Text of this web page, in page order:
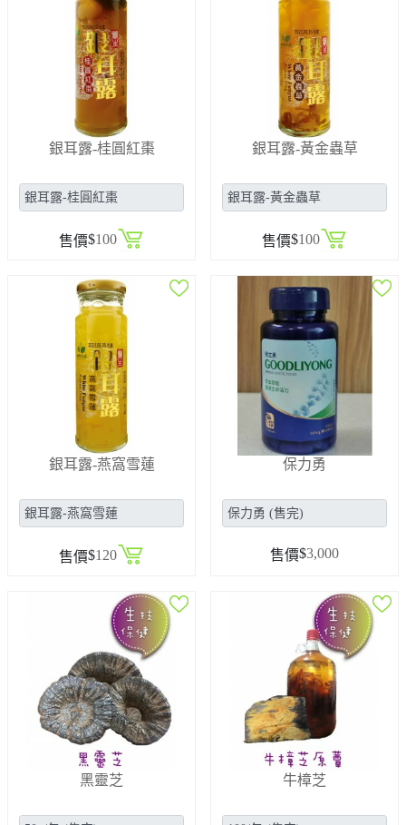
銀耳露-桂圓紅棗
售價$100
銀耳露-黃金蟲草
售價$100
銀耳露-燕窩雪蓮
售價$120
保力勇
售價$3,000
黑靈芝 牛樟芝